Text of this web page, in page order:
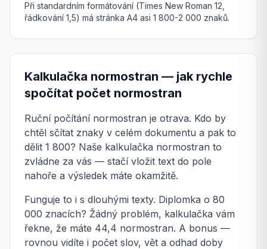
Při standardním formátování (Times New Roman 12,
řádkování 1,5) má stránka A4 asi 1 800-2 000 znaků.
Kalkulačka normostran — jak rychle
spočítat počet normostran
Ruční počítání normostran je otrava. Kdo by
chtěl sčítat znaky v celém dokumentu a pak to
dělit 1 800? Naše kalkulačka normostran to
zvládne za vás — stačí vložit text do pole
nahoře a výsledek máte okamžitě.
Funguje to i s dlouhými texty. Diplomka o 80
000 znacích? Žádný problém, kalkulačka vám
řekne, že máte 44,4 normostran. A bonus —
rovnou vidíte i počet slov, vět a odhad doby